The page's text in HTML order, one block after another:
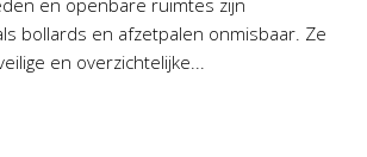
en openbare ruimtes zijn
bollards en afzetpalen onmisbaar. Ze
en overzichtelijke...